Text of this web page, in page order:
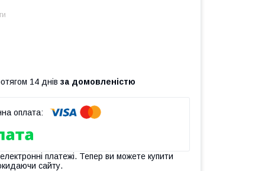
14 днів за домовленістю
платежі. Тепер ви можете купити
сайту.